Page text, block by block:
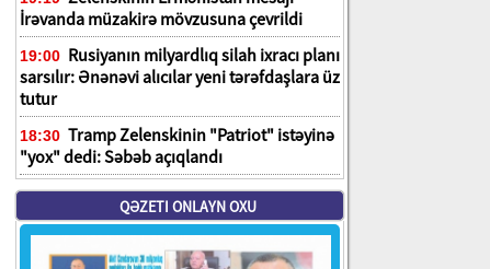
İrəvanda müzakirə mövzusuna çevrildi
19:00 Rusiyanın milyardlıq silah ixracı planı
sarsılır: Ənənəvi alıcılar yeni tərəfdaşlara üz
tutur
18:30 Tramp Zelenskinin "Patriot" istəyinə
"yox" dedi: Səbəb açıqlandı
QƏZETI ONLAYN OXU